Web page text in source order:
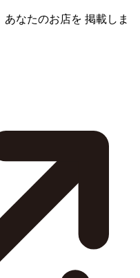
あなたのお店を 掲載しま